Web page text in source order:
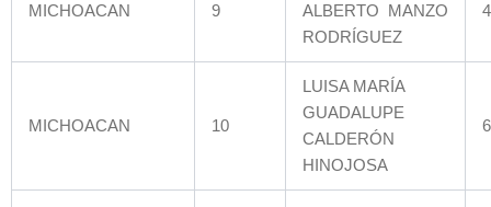
MICHOACAN 9
ALBERTO MANZO
RODRÍGUEZ
MICHOACAN 10
LUISA MARÍA
GUADALUPE
CALDERÓN
HINOJOSA